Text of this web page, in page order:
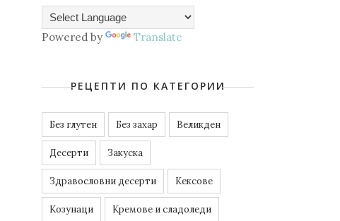
Powered by Translate
РЕЦЕПТИ ПО КАТЕГОРИИ
Без глутен Без захар Великден
Десерти Закуска
Здравословни десерти Кексове
Козунаци Кремове и сладоледи